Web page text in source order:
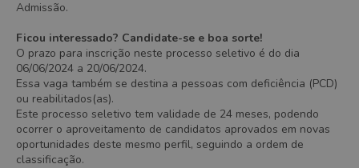
Admissão.
Ficou interessado? Candidate-se e boa sorte!
O prazo para inscrição neste processo seletivo é do dia
06/06/2024 a 20/06/2024.
Essa vaga também se destina a pessoas com deficiência (PCD)
ou reabilitados(as).
Este processo seletivo tem validade de 24 meses, podendo
ocorrer o aproveitamento de candidatos aprovados em novas
oportunidades deste mesmo perfil, seguindo a ordem de
classificação.